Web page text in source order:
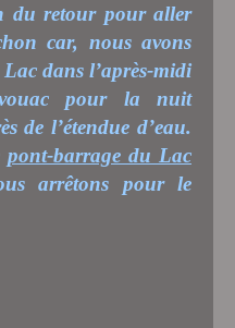
du retour pour aller
car, nous avons
dans l’après-midi
pour la nuit
de l’étendue d’eau.
pont-barrage du Lac
arrêtons pour le